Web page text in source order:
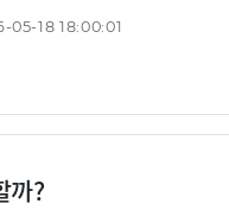
05-18 18:00:01
까?